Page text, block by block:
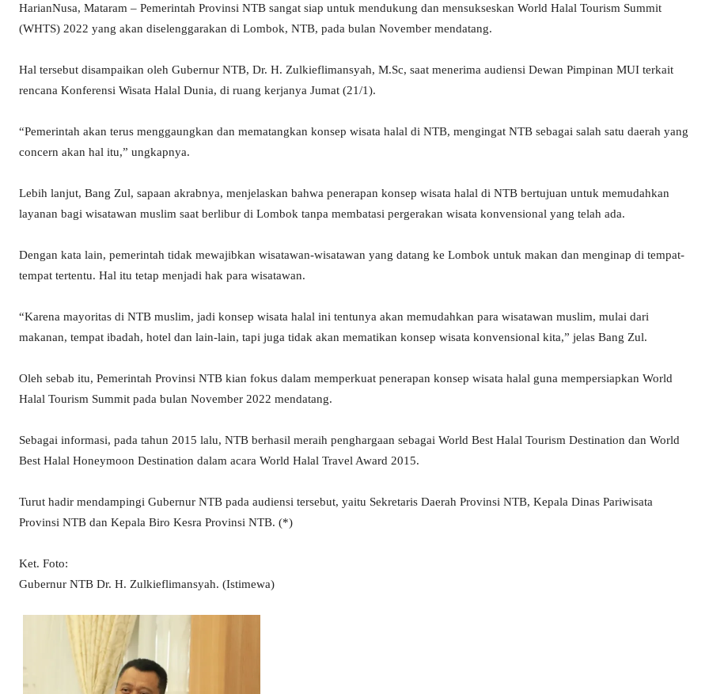
HarianNusa, Mataram – Pemerintah Provinsi NTB sangat siap untuk mendukung dan mensukseskan World Halal Tourism Summit
(WHTS) 2022 yang akan diselenggarakan di Lombok, NTB, pada bulan November mendatang.
Hal tersebut disampaikan oleh Gubernur NTB, Dr. H. Zulkieflimansyah, M.Sc, saat menerima audiensi Dewan Pimpinan MUI terkait
rencana Konferensi Wisata Halal Dunia, di ruang kerjanya Jumat (21/1).
“Pemerintah akan terus menggaungkan dan mematangkan konsep wisata halal di NTB, mengingat NTB sebagai salah satu daerah yang
concern akan hal itu,” ungkapnya.
Lebih lanjut, Bang Zul, sapaan akrabnya, menjelaskan bahwa penerapan konsep wisata halal di NTB bertujuan untuk memudahkan
layanan bagi wisatawan muslim saat berlibur di Lombok tanpa membatasi pergerakan wisata konvensional yang telah ada.
Dengan kata lain, pemerintah tidak mewajibkan wisatawan-wisatawan yang datang ke Lombok untuk makan dan menginap di tempat-
tempat tertentu. Hal itu tetap menjadi hak para wisatawan.
“Karena mayoritas di NTB muslim, jadi konsep wisata halal ini tentunya akan memudahkan para wisatawan muslim, mulai dari
makanan, tempat ibadah, hotel dan lain-lain, tapi juga tidak akan mematikan konsep wisata konvensional kita,” jelas Bang Zul.
Oleh sebab itu, Pemerintah Provinsi NTB kian fokus dalam memperkuat penerapan konsep wisata halal guna mempersiapkan World
Halal Tourism Summit pada bulan November 2022 mendatang.
Sebagai informasi, pada tahun 2015 lalu, NTB berhasil meraih penghargaan sebagai World Best Halal Tourism Destination dan World
Best Halal Honeymoon Destination dalam acara World Halal Travel Award 2015.
Turut hadir mendampingi Gubernur NTB pada audiensi tersebut, yaitu Sekretaris Daerah Provinsi NTB, Kepala Dinas Pariwisata
Provinsi NTB dan Kepala Biro Kesra Provinsi NTB. (*)
Ket. Foto:
Gubernur NTB Dr. H. Zulkieflimansyah. (Istimewa)